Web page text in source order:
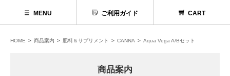
MENU ご利用ガイド CART
HOME 商品案内 肥料＆サプリメント CANNA Aqua Vega A/Bセット
商品案内